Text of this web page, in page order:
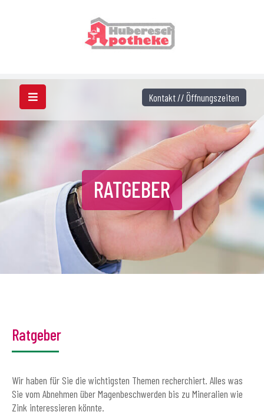
RATGEBER
Ratgeber
Wir haben für Sie die wichtigsten Themen recherchiert. Alles was
Sie vom Abnehmen über Magenbeschwerden bis zu Mineralien wie
Zink interessieren könnte.
Kontakt // Öffnungszeiten